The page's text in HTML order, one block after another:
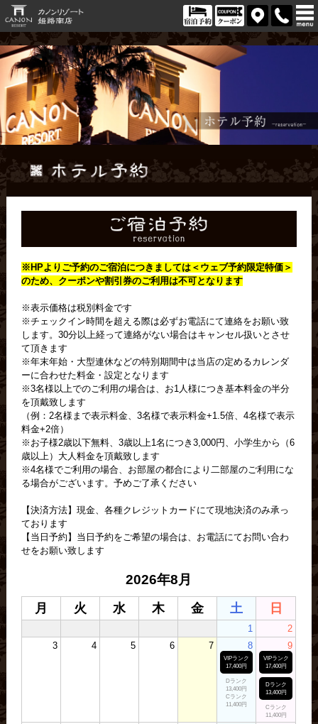
※HPよりご予約のご宿泊につきましては＜ ウェブ予約限定特価＞
のため、クーポンや割引券のご利用は不可となります
※表示価格は税別料金です
※チェックイン時間を超える際は必ずお電話にて連絡をお願い致
します。30分以上経って連絡がない場合はキャンセル扱いとさせ
て頂きます
※年末年始・大型連休などの特別期間中は当店の定めるカレンダ
ーに合わせた料金・設定となります
※3名様以上でのご利用の場合は、お1人様につき基本料金の半分
を頂戴致します
（例：2名様まで表示料金、3名様で表示料金+1.5倍、4名様で表示
料金+2倍）
※お子様2歳以下無料、3歳以上1名につき3,000円、小学生から（6
歳以上）大人料金を頂戴致します
※4名様でご利用の場合、お部屋の都合により二部屋のご利用にな
る場合がございます。予めご了承ください
【決済方法】現金、各種クレジットカードにて現地決済のみ承っ
ております
【当日予約】当日予約をご希望の場合は、お電話にてお問い合わ
せをお願い致します
2026年8月
月 火 水 木 金 土 日
1
2
3
4 5 6 7 8
VIPランク
17,400円
Dランク
13,400円
Cランク
11,400円
9
VIPランク
17,400円
Dランク
13,400円
Cランク
11,400円